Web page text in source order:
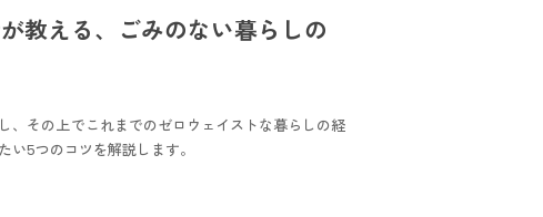
教える、ごみのない暮らしの
、その上でこれまでのゼロウェイストな暮らしの経
5つのコツを解説します。